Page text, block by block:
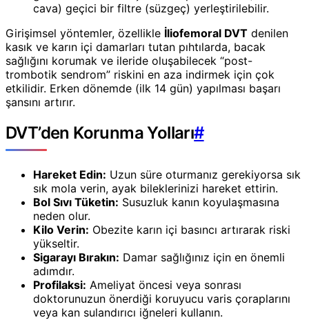
cava) geçici bir filtre (süzgeç) yerleştirilebilir.
Girişimsel yöntemler, özellikle İliofemoral DVT denilen
kasık ve karın içi damarları tutan pıhtılarda, bacak
sağlığını korumak ve ileride oluşabilecek “post-
trombotik sendrom” riskini en aza indirmek için çok
etkilidir. Erken dönemde (ilk 14 gün) yapılması başarı
şansını artırır.
DVT’den Korunma Yolları#
Hareket Edin: Uzun süre oturmanız gerekiyorsa sık
sık mola verin, ayak bileklerinizi hareket ettirin.
Bol Sıvı Tüketin: Susuzluk kanın koyulaşmasına
neden olur.
Kilo Verin: Obezite karın içi basıncı artırarak riski
yükseltir.
Sigarayı Bırakın: Damar sağlığınız için en önemli
adımdır.
Profilaksi: Ameliyat öncesi veya sonrası
doktorunuzun önerdiği koruyucu varis çoraplarını
veya kan sulandırıcı iğneleri kullanın.